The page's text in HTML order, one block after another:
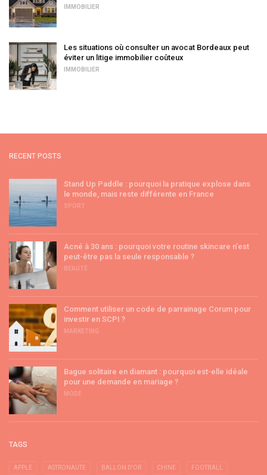
IMMOBILIER
Les situations où consulter un avocat Bordeaux peut
éviter un litige immobilier coûteux
IMMOBILIER
RECENT POSTS
Stand Up Paddle : pourquoi la pratique explose dans
le monde, mais reste différente en France
SPORT
Acné à 30 ans : pourquoi votre routine skincare n’est
peut-être pas la seule responsable ?
BEAUTÉ
Comment utiliser un code de parrainage Corum pour
investir en SCPI ?
MARKETING
Bague solitaire en diamant : pourquoi est-elle idéale
pour une demande en mariage ?
MODE
TAGS
APPLE ASTRONAUTE BALLON D'OR CHINE FOOTBALL